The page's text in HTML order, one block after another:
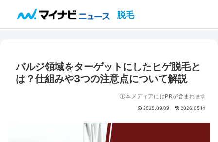
脱毛
バルジ領域をターゲットにしたヒゲ脱毛と
は？仕組みや3つの注意点について解説
ⓘ本メディアにはPRが含まれます
2025.09.09 2026.05.14